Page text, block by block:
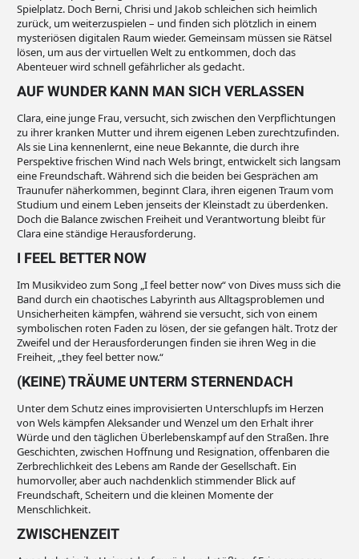
Spielplatz. Doch Berni, Chrisi und Jakob schleichen sich heimlich
zurück, um weiterzuspielen – und finden sich plötzlich in einem
mysteriösen digitalen Raum wieder. Gemeinsam müssen sie Rätsel
lösen, um aus der virtuellen Welt zu entkommen, doch das
Abenteuer wird schnell gefährlicher als gedacht.
AUF WUNDER KANN MAN SICH VERLASSEN
Clara, eine junge Frau, versucht, sich zwischen den Verpflichtungen
zu ihrer kranken Mutter und ihrem eigenen Leben zurechtzufinden.
Als sie Lina kennenlernt, eine neue Bekannte, die durch ihre
Perspektive frischen Wind nach Wels bringt, entwickelt sich langsam
eine Freundschaft. Während sich die beiden bei Gesprächen am
Traunufer näherkommen, beginnt Clara, ihren eigenen Traum vom
Studium und einem Leben jenseits der Kleinstadt zu überdenken.
Doch die Balance zwischen Freiheit und Verantwortung bleibt für
Clara eine ständige Herausforderung.
I FEEL BETTER NOW
Im Musikvideo zum Song „I feel better now“ von Dives muss sich die
Band durch ein chaotisches Labyrinth aus Alltagsproblemen und
Unsicherheiten kämpfen, während sie versucht, sich von einem
symbolischen roten Faden zu lösen, der sie gefangen hält. Trotz der
Zweifel und der Herausforderungen finden sie ihren Weg in die
Freiheit, „they feel better now.“
(KEINE) TRÄUME UNTERM STERNENDACH
Unter dem Schutz eines improvisierten Unterschlupfs im Herzen
von Wels kämpfen Aleksander und Wenzel um den Erhalt ihrer
Würde und den täglichen Überlebenskampf auf den Straßen. Ihre
Geschichten, zwischen Hoffnung und Resignation, offenbaren die
Zerbrechlichkeit des Lebens am Rande der Gesellschaft. Ein
humorvoller, aber auch nachdenklich stimmender Blick auf
Freundschaft, Scheitern und die kleinen Momente der
Menschlichkeit.
ZWISCHENZEIT